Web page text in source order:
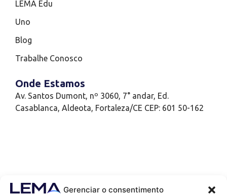
Gerenciar o consentimento
LEMA Edu
Uno
Blog
Trabalhe Conosco
Onde Estamos
Av. Santos Dumont, nº 3060, 7° andar, Ed.
Casablanca, Aldeota, Fortaleza/CE CEP: 601 50-162